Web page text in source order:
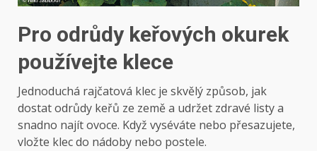
Pro odrůdy keřových okurek
používejte klece
Jednoduchá rajčatová klec je skvělý způsob, jak
dostat odrůdy keřů ze země a udržet zdravé listy a
snadno najít ovoce. Když vyséváte nebo přesazujete,
vložte klec do nádoby nebo postele.